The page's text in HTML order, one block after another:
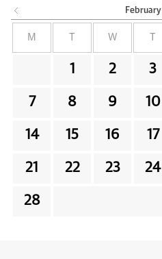
February
M W
1 2 3
7 8 9 10
14 15 16 17
21 22 23 24
28